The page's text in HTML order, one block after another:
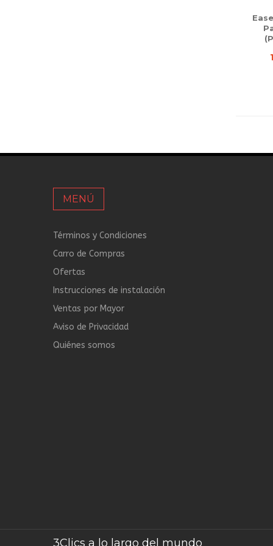
MENÚ
Términos y Condiciones
Carro de Compras
Ofertas
Instrucciones de instalación
Ventas por Mayor
Aviso de Privacidad
Quiénes somos
3Clics a lo largo del mundo